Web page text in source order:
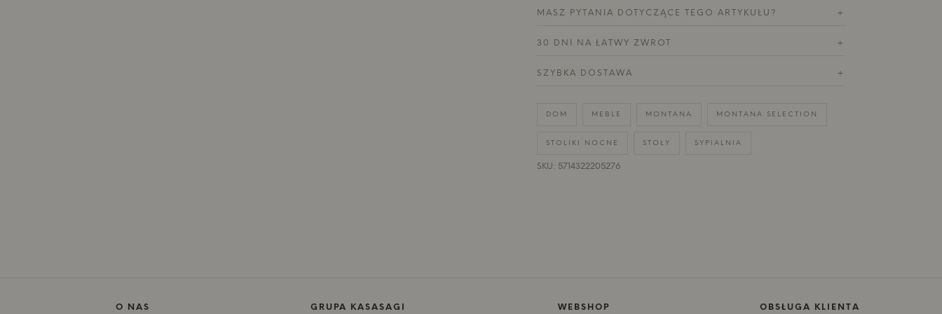
MASZ PYTANIA DOTYCZĄCE TEGO ARTYKUŁU? +
30 DNI NA ŁATWY ZWROT +
SZYBKA DOSTAWA +
DOM MEBLE MONTANA MONTANA SELECTION
STOLIKI NOCNE STOŁY SYPIALNIA
SKU: 5714322205276
O NAS GRUPA KASASAGI WEBSHOP OBSŁUGA KLIENTA